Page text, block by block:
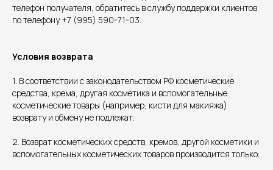
телефон получателя, обратитесь в службу поддержки клиентов
по телефону +7 (995) 590-71-03.
Условия возврата
1. В соответствии с законодательством РФ косметические
средства, крема, другая косметика и вспомогательные
косметические товары (например, кисти для макияжа)
возврату и обмену не подлежат.
2. Возврат косметических средств, кремов, другой косметики и
вспомогательных косметических товаров производится только: